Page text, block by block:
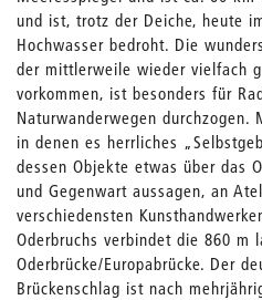
und ist, trotz der Deiche, heute
Hochwasser bedroht. Die
der mittlerweile wieder vielfach
vorkommen, ist besonders für
Naturwanderwegen durchzogen.
in denen es herrliches
dessen Objekte etwas über das
und Gegenwart aussagen, an
verschiedensten
Oderbruchs verbindet die 860 m
Oderbrücke/Europabrücke. Der
Brückenschlag ist nach